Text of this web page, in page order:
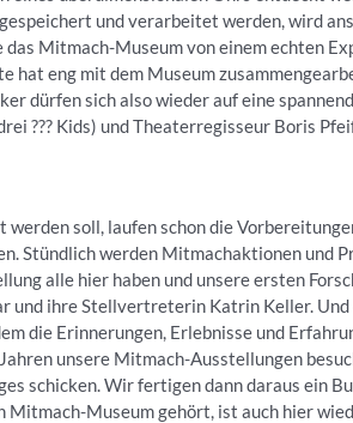
und verarbeitet werden, wird
Mitmach-Museum von einem echten
eng mit dem Museum
dürfen sich also wieder auf eine
??? Kids) und Theaterregisseur Boris
soll, laufen schon die
Stündlich werden Mitmachaktionen und
alle hier haben und unsere ersten
und ihre Stellvertreterin Katrin Keller.
die Erinnerungen, Erlebnisse und
unsere Mitmach-Ausstellungen
schicken. Wir fertigen dann daraus ein
Mitmach-Museum gehört, ist auch hier